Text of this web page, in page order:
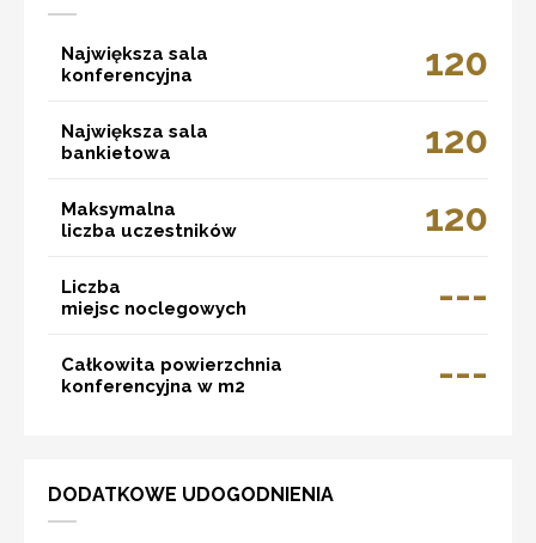
Największa sala
konferencyjna
120
Największa sala
bankietowa
120
Maksymalna
liczba uczestników
120
Liczba
miejsc noclegowych
---
Całkowita powierzchnia
konferencyjna w m2
---
DODATKOWE UDOGODNIENIA